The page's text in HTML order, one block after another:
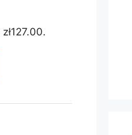
zł127.00.